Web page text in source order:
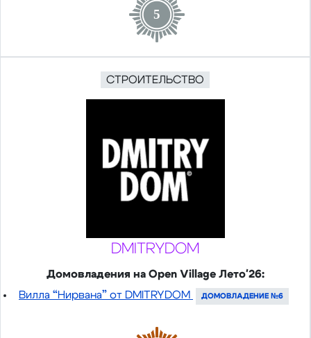
5
СТРОИТЕЛЬСТВО
DMITRYDOM
Домовладения на Open Village Лето'26:
Вилла “Нирвана” от DMITRYDOM
ДОМОВЛАДЕНИЕ №6